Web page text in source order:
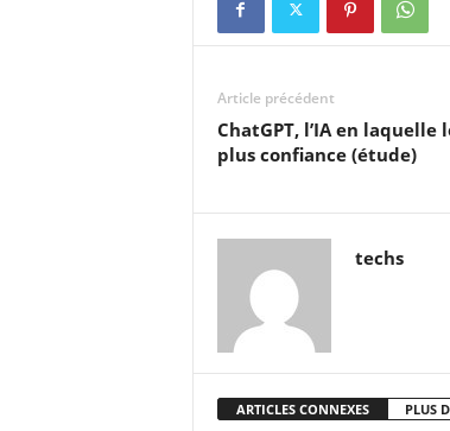
Article précédent
ChatGPT, l’IA en laquelle
plus confiance (étude)
techs
ARTICLES CONNEXES PLUS